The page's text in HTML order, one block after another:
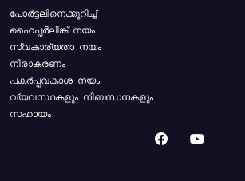
പോര്‍ട്ടലിനെക്കുറിച്ച്
ഹൈപ്പർലിങ്ക് നയം
സ്വകാര്യതാ നയം
നിരാകരണം
പകർപ്പവകാശ നയം
വ്യവസ്ഥകളും നിബന്ധനകളും
സഹായം